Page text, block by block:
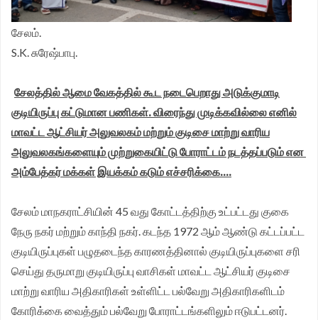
சேலம்.
S.K. சுரேஷ்பாபு.
சேலத்தில் ஆமை வேகத்தில் கூட நடைபெறாது அடுக்குமாடி
குடியிருப்பு கட்டுமான பணிகள். விரைந்து முடிக்கவில்லை எனில்
மாவட்ட ஆட்சியர் அலுவலகம் மற்றும் குடிசை மாற்று வாரிய
அலுவலகங்களையும் முற்றுகையிட்டு போராட்டம் நடத்தப்படும் என
அம்பேத்கர் மக்கள் இயக்கம் கடும் எச்சரிக்கை....
சேலம் மாநகராட்சியின் 45 வது கோட்டத்திற்கு உட்பட்டது குகை
நேரு நகர் மற்றும் காந்தி நகர். கடந்த 1972 ஆம் ஆண்டு கட்டப்பட்ட
குடியிருப்புகள் பழுதடைந்த காரணத்தினால் குடியிருப்புகளை சரி
செய்து தருமாறு குடியிருப்பு வாசிகள் மாவட்ட ஆட்சியர் குடிசை
மாற்று வாரிய அதிகாரிகள் உள்ளிட்ட பல்வேறு அதிகாரிகளிடம்
கோரிக்கை வைத்தும் பல்வேறு போராட்டங்களிலும் ஈடுபட்டனர்.